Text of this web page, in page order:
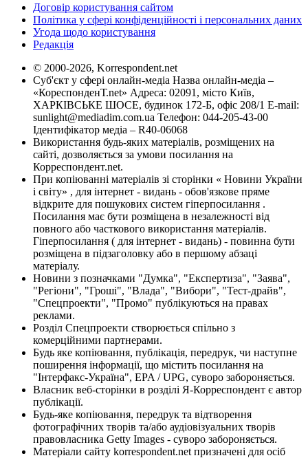
Договір користування сайтом
Політика у сфері конфіденційності і персональних даних
Угода щодо користування
Редакція
© 2000-2026, Korrespondent.net
Суб'єкт у сфері онлайн-медіа Назва онлайн-медіа –
«КореспонденТ.net» Адреса: 02091, місто Київ,
ХАРКІВСЬКЕ ШОСЕ, будинок 172-Б, офіс 208/1 E-mail:
sunlight@mediadim.com.ua Телефон: 044-205-43-00
Ідентифікатор медіа – R40-06068
Використання будь-яких матеріалів, розміщених на
сайті, дозволяється за умови посилання на
Корреспондент.net.
При копіюванні матеріалів зі сторінки « Новини України
і світу» , для інтернет - видань - обов'язкове пряме
відкрите для пошукових систем гіперпосилання .
Посилання має бути розміщена в незалежності від
повного або часткового використання матеріалів.
Гіперпосилання ( для інтернет - видань) - повинна бути
розміщена в підзаголовку або в першому абзаці
матеріалу.
Новини з позначками "Думка", "Експертиза", "Заява",
"Регіони", "Гроші", "Влада", "Вибори", "Тест-драйв",
"Спецпроекти", "Промо" публікуються на правах
реклами.
Розділ Спецпроекти створюється спільно з
комерційними партнерами.
Будь яке копіювання, публікація, передрук, чи наступне
поширення інформації, що містить посилання на
"Інтерфакс-Україна", EPA / UPG, суворо забороняється.
Власник веб-сторінки в розділі Я-Корреспондент є автор
публікації.
Будь-яке копіювання, передрук та відтворення
фотографічних творів та/або аудіовізуальних творів
правовласника Getty Images - суворо забороняється.
Матеріали сайту korrespondent.net призначені для осіб